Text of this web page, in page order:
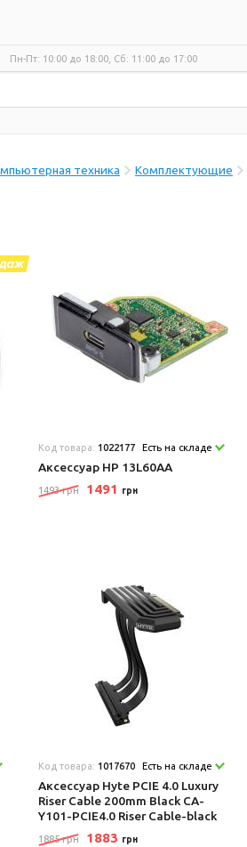
Пн-Пт: 10:00 до 18:00, Сб: 11:00 до 17:00
техника Комплектующие
Код товара: 1022177 Есть на складе
Аксеcсуар HP 13L60AA
1493 грн 1491 грн
Код товара: 1017670 Есть на складе
Аксеcсуар Hyte PCIE 4.0 Luxury
Riser Cable 200mm Black CA-
Y101-PCIE4.0 Riser Cable-black
1885 грн 1883 грн